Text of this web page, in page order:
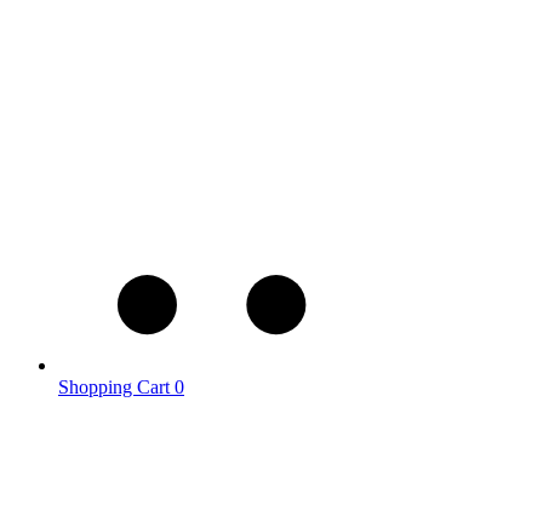
Shopping Cart 0